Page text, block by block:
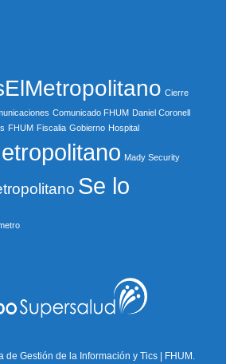
Cierre
Comunicado FHUM Daniel Coronell
FHUM Fiscalia Gobierno Hospital
Mady Security
Se lo
de Gestión de la Información y Tics | FHUM.